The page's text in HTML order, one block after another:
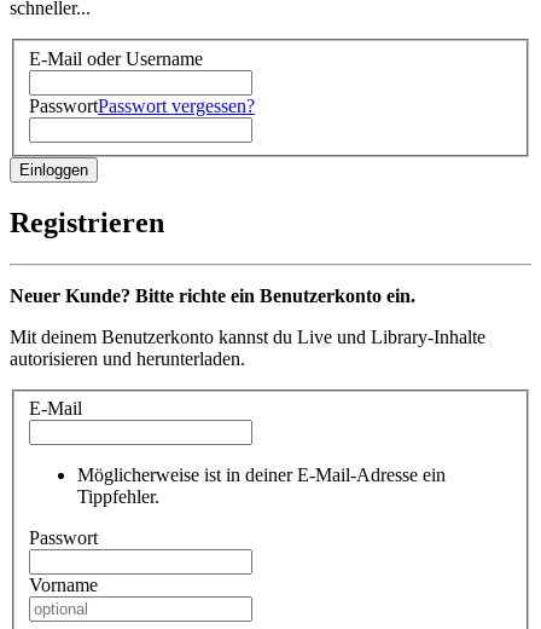
schneller...
E-Mail oder Username
PasswortPasswort vergessen?
Registrieren
Neuer Kunde? Bitte richte ein Benutzerkonto ein.
Mit deinem Benutzerkonto kannst du Live und Library-Inhalte
autorisieren und herunterladen.
E-Mail
Möglicherweise ist in deiner E-Mail-Adresse ein
Tippfehler.
Passwort
Vorname